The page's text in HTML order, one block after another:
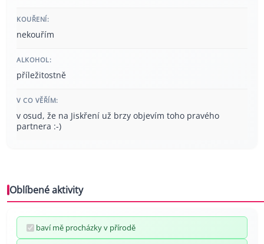
KOUŘENÍ:
nekouřím
ALKOHOL:
příležitostně
V CO VĚŘÍM:
v osud, že na Jiskření už brzy objevím toho pravého
partnera :-)
Oblíbené aktivity
baví mě procházky v přírodě